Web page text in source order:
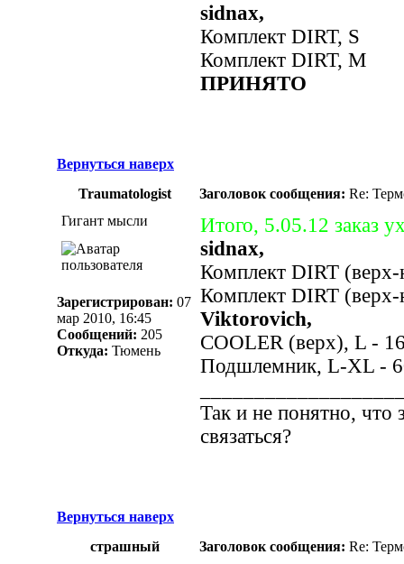
sidnax,
Комплект DIRT, S
Комплект DIRT, M
ПРИНЯТО
Вернуться наверх
Traumatologist
Заголовок сообщения: Re:
Гигант мысли
Зарегистрирован: 07
мар 2010, 16:45
Сообщений: 205
Откуда: Тюмень
Итого, 5.05.12 заказ
sidnax,
Комплект DIRT
Комплект DIRT
Viktorovich,
COOLER (верх), L -
Подшлемник, L-XL -
Так и не понятно, что
связаться?
Вернуться наверх
страшный
Заголовок сообщения: Re: